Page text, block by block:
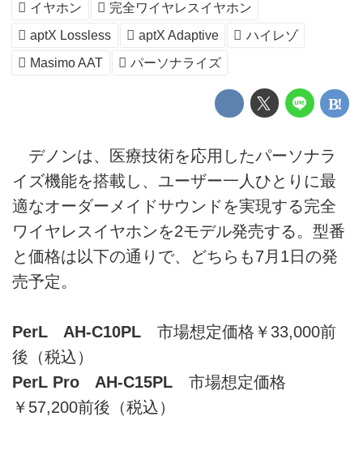
イヤホン
完全ワイヤレスイヤホン
aptX Lossless
aptX Adaptive
ハイレゾ
Masimo AAT
パーソナライズ
デノンは、医療技術を応用したパーソナラ
イズ機能を搭載し、ユーザー一人ひとりに最
適なオーダーメイドサウンドを実現する完全
ワイヤレスイヤホンを2モデル発売する。型番
と価格は以下の通りで、どちらも7月1日の発
売予定。
PerL AH-C10PL 市場想定価格￥33,000前
後（税込）
PerL Pro AH-C15PL 市場想定価格
￥57,200前後（税込）